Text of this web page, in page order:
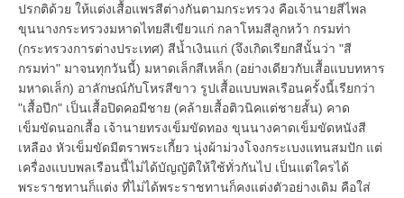
ปรกติด้วย ให้แต่งเสื้อแพรสีต่างกันตามกระทรวง คือเจ้านายสีไพล
ขุนนางกระทรวงมหาดไทยสีเขียวแก่ กลาโหมสีลูกหว้า กรมท่า
(กระทรวงการต่างประเทศ) สีน้ำเงินแก่ (จึงเกิดเรียกสีนั้นว่า "สี
กรมท่า" มาจนทุกวันนี้) มหาดเล็กสีเหล็ก (อย่างเดียวกับเสื้อแบบทหาร
มหาดเล็ก) อาลักษณ์กับโหรสีขาว รูปเสื้อแบบพลเรือนครั้งนี้เรียกว่า
"เสื้อปีก" เป็นเสื้อปิดคอมีชาย (คล้ายเสื้อติวนิคแต่ชายสั้น) คาด
เข็มขัดนอกเสื้อ เจ้านายทรงเข็มขัดทอง ขุนนางคาดเข็มขัดหนังสี
เหลือง หัวเข็มขัดมีตราพระเกี้ยว นุ่งผ้าม่วงโจงกระเบงแทนสมปัก แต่
เครื่องแบบพลเรือนนี้ไม่ได้บัญญัติให้ใช้ทั่วกันไป เป็นแต่ใครได้
พระราชทานก็แต่ง ที่ไม่ได้พระราชทานก็คงแต่งตัวอย่างเดิม คือใส่